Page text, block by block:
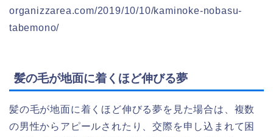
organizzarea.com/2019/10/10/kaminoke-nobasu-
tabemono/
髪の毛が地面に着くほど伸びる夢
髪の毛が地面に着くほど伸びる夢を見た場合は、複数
の男性からアピールされたり、交際を申し込まれて困